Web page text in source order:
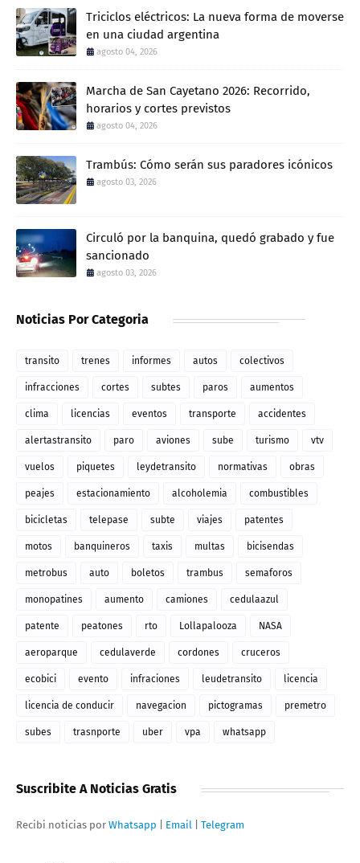
Triciclos eléctricos: La nueva forma de moverse
en una ciudad argentina
agosto 04, 2026
Marcha de San Cayetano 2026: Recorrido,
horarios y cortes previstos
agosto 04, 2026
Trambús: Cómo serán sus paradores icónicos
agosto 03, 2026
Circuló por la banquina, quedó grabado y fue
sancionado
agosto 03, 2026
Noticias Por Categoria
transito trenes informes autos colectivos
infracciones cortes subtes paros aumentos
clima licencias eventos transporte accidentes
alertastransito paro aviones sube turismo vtv
vuelos piquetes leydetransito normativas obras
peajes estacionamiento alcoholemia combustibles
bicicletas telepase subte viajes patentes
motos banquineros taxis multas bicisendas
metrobus auto boletos trambus semaforos
monopatines aumento camiones cedulaazul
patente peatones rto Lollapalooza NASA
aeroparque cedulaverde cordones cruceros
ecobici evento infraciones leudetransito licencia
licencia de conducir navegacion pictogramas premetro
subes trasnporte uber vpa whatsapp
Suscribite A Noticias Gratis
Recibi noticias por Whatsapp Email Telegram